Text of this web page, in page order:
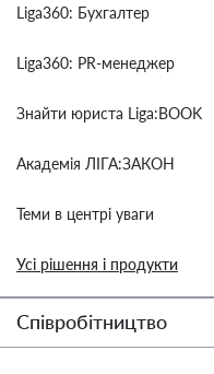
Liga360: Бухгалтер
Liga360: PR-менеджер
Знайти юриста Liga:BOOK
Академія ЛІГА:ЗАКОН
Теми в центрі уваги
Усі рішення і продукти
Співробітництво